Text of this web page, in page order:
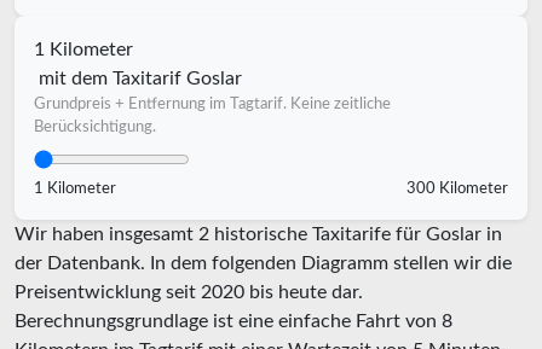
1 Kilometer
mit dem Taxitarif Goslar
Grundpreis + Entfernung im Tagtarif. Keine zeitliche
Berücksichtigung.
1 Kilometer 300 Kilometer
Wir haben insgesamt 2 historische Taxitarife für Goslar in
der Datenbank. In dem folgenden Diagramm stellen wir die
Preisentwicklung seit 2020 bis heute dar.
Berechnungsgrundlage ist eine einfache Fahrt von 8